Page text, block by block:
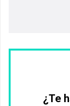
¿Te